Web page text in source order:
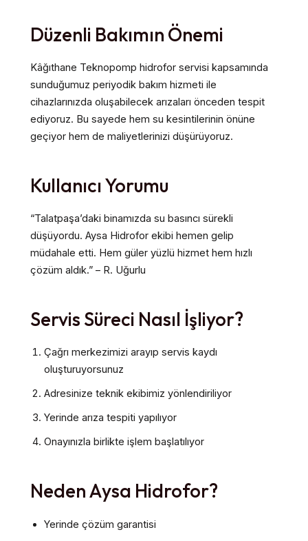
Düzenli Bakımın Önemi
Kâğıthane Teknopomp hidrofor servisi kapsamında
sunduğumuz periyodik bakım hizmeti ile
cihazlarınızda oluşabilecek arızaları önceden tespit
ediyoruz. Bu sayede hem su kesintilerinin önüne
geçiyor hem de maliyetlerinizi düşürüyoruz.
Kullanıcı Yorumu
“Talatpaşa’daki binamızda su basıncı sürekli
düşüyordu. Aysa Hidrofor ekibi hemen gelip
müdahale etti. Hem güler yüzlü hizmet hem hızlı
çözüm aldık.” – R. Uğurlu
Servis Süreci Nasıl İşliyor?
Çağrı merkezimizi arayıp servis kaydı
oluşturuyorsunuz
Adresinize teknik ekibimiz yönlendiriliyor
Yerinde arıza tespiti yapılıyor
Onayınızla birlikte işlem başlatılıyor
Neden Aysa Hidrofor?
Yerinde çözüm garantisi